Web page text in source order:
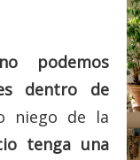
no podemos
dentro de
niego de la
tenga una